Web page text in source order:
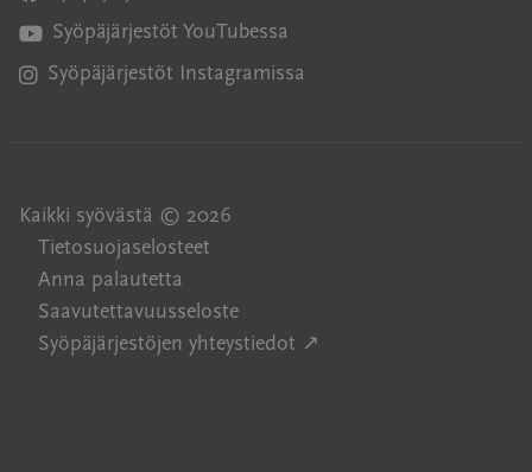
Avautuu uuteen ikkunaan
Syöpäjärjestöt YouTubessa
Avautuu uuteen ikkunaan
Syöpäjärjestöt Instagramissa
Avautuu uuteen ikkunaan
Kaikki syövästä © 2026
Tietosuojaselosteet
Anna palautetta
Saavutettavuusseloste
Syöpäjärjestöjen yhteystiedot ↗